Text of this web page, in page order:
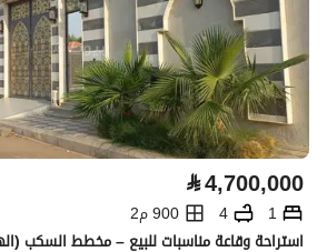
⃁4,700,000
1
4
900 م2